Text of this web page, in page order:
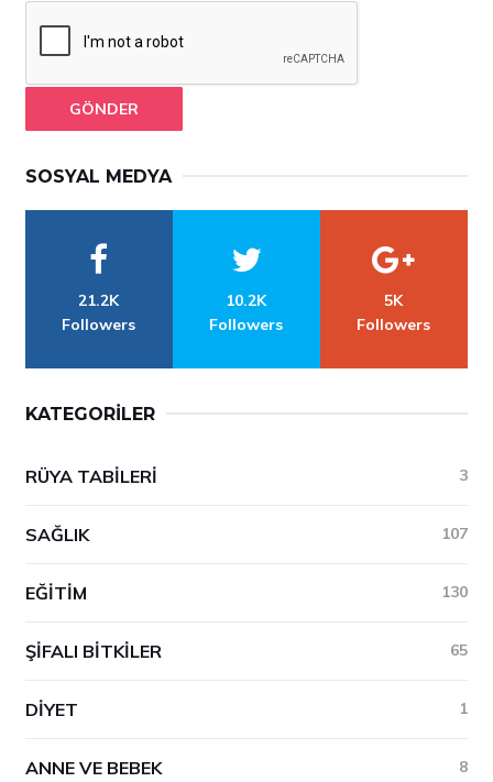
GÖNDER
SOSYAL MEDYA
21.2K
Followers
10.2K
Followers
5K
Followers
KATEGORILER
RÜYA TABILERI 3
SAĞLIK 107
EĞITIM 130
ŞIFALI BITKILER 65
DIYET 1
ANNE VE BEBEK 8